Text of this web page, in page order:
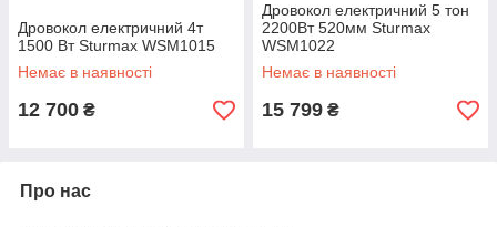
Дровокол електричний 4т
1500 Вт Sturmax WSM1015
Немає в наявності
12 700 ₴
Дровокол електричний 5 тон
2200Вт 520мм Sturmax
WSM1022
Немає в наявності
15 799 ₴
Про нас